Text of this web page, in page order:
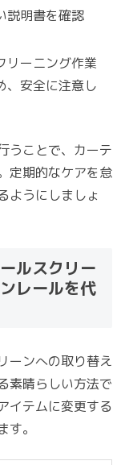
説明書を確認
リーニング作業
、安全に注意し
うことで、カーテ
定期的なケアを怠
ようにしましょ
ルスクリー
レールを代
ーンへの取り替え
素晴らしい方法で
イテムに変更する
。